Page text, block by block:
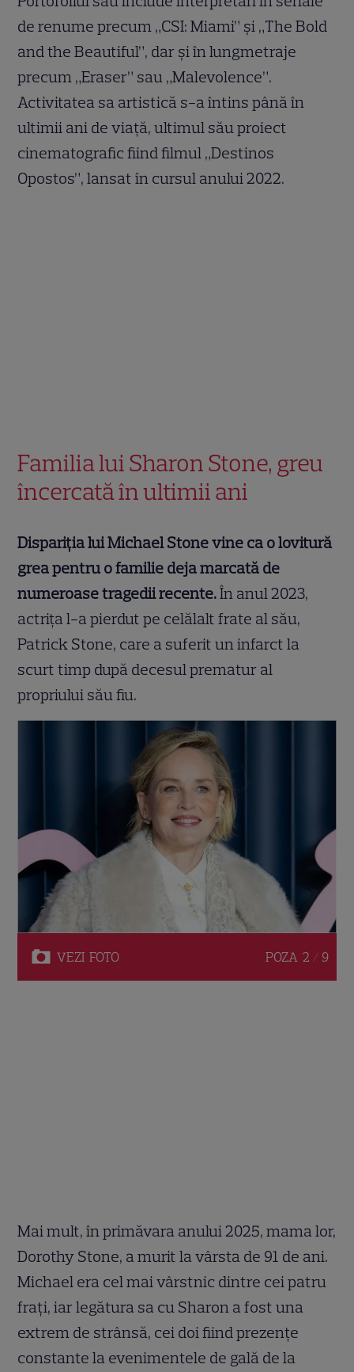
de renume precum „CSI: Miami” și „The Bold
and the Beautiful”, dar și în lungmetraje
precum „Eraser” sau „Malevolence”.
Activitatea sa artistică s-a întins până în
ultimii ani de viață, ultimul său proiect
cinematografic fiind filmul „Destinos
Opostos”, lansat în cursul anului 2022.
Familia lui Sharon Stone, greu
încercată în ultimii ani
Dispariția lui Michael Stone vine ca o lovitură
grea pentru o familie deja marcată de
numeroase tragedii recente.În anul 2023,
actrița l-a pierdut pe celălalt frate al său,
Patrick Stone, care a suferit un infarct la
scurt timp după decesul prematur al
propriului său fiu.
VEZI FOTO POZA 2 / 9
Mai mult, în primăvara anului 2025, mama lor,
Dorothy Stone, a murit la vârsta de 91 de ani.
Michael era cel mai vârstnic dintre cei patru
frați, iar legătura sa cu Sharon a fost una
extrem de strânsă, cei doi fiind prezențe
constante la evenimentele de gală de la